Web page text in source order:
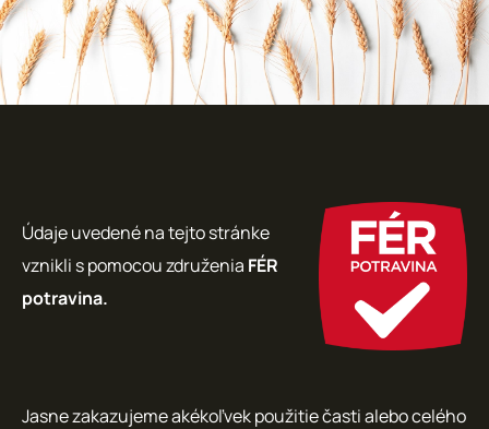
Údaje uvedené na tejto stránke
vznikli s pomocou združenia FÉR
potravina.
Jasne zakazujeme akékoľvek použitie časti alebo celého